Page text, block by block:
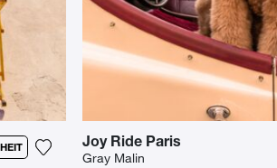
hinzu Fügen Sie das Foto meiner
Joy Ride Paris
Gray Malin